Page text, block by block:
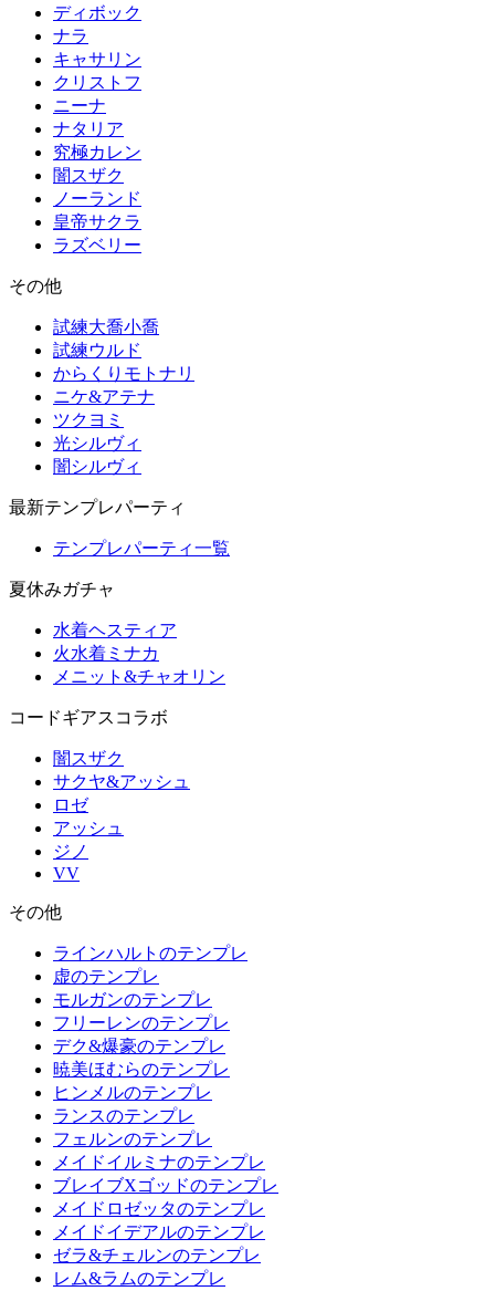
ディボック
ナラ
キャサリン
クリストフ
ニーナ
ナタリア
究極カレン
闇スザク
ノーランド
皇帝サクラ
ラズベリー
その他
試練大喬小喬
試練ウルド
からくりモトナリ
ニケ&アテナ
ツクヨミ
光シルヴィ
闇シルヴィ
最新テンプレパーティ
テンプレパーティ一覧
夏休みガチャ
水着ヘスティア
火水着ミナカ
メニット&チャオリン
コードギアスコラボ
闇スザク
サクヤ&アッシュ
ロゼ
アッシュ
ジノ
VV
その他
ラインハルトのテンプレ
虚のテンプレ
モルガンのテンプレ
フリーレンのテンプレ
デク&爆豪のテンプレ
暁美ほむらのテンプレ
ヒンメルのテンプレ
ランスのテンプレ
フェルンのテンプレ
メイドイルミナのテンプレ
ブレイブXゴッドのテンプレ
メイドロゼッタのテンプレ
メイドイデアルのテンプレ
ゼラ&チェルンのテンプレ
レム&ラムのテンプレ